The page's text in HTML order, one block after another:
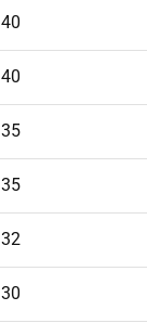
40
40
35
35
32
30